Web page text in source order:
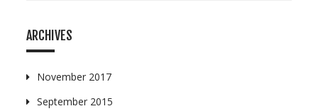
ARCHIVES
November 2017
September 2015